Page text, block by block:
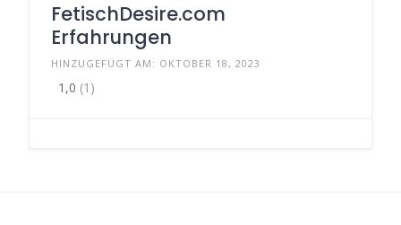
FetischDesire.com
Erfahrungen
HINZUGEFÜGT AM: OKTOBER 18, 2023
1,0 (1)